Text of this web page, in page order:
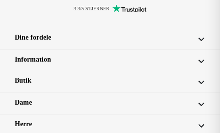
3.3/5 STJERNER
Dine fordele 
Information 
Butik 
Dame 
Herre 